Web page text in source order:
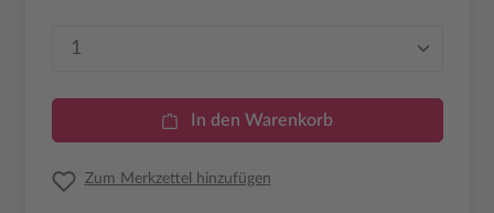
Produkt Anzahl: Gib den gewünschten
In den Warenkorb
Zum Merkzettel hinzufügen